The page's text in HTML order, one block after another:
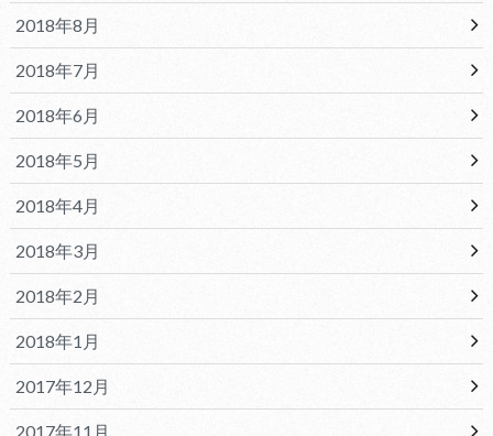
2018年8月
2018年7月
2018年6月
2018年5月
2018年4月
2018年3月
2018年2月
2018年1月
2017年12月
2017年11月